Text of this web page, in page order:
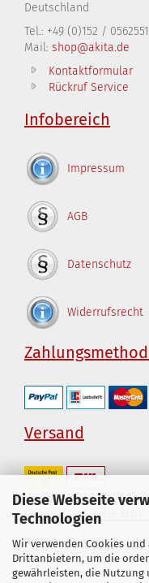
Diese Webseite
Technologien
Wir verwenden Cookies
Drittanbietern, um die
gewährleisten, die Nutzung
Deutschland
Tel.: +49 (0)152 /
Mail: shop@akita.de
Kontaktformular
Rückruf Service
Infobereich
Impressum
AGB
Datenschutz
Widerrufsrecht
Versand
Ihre Vorteile bei
Top Produkte